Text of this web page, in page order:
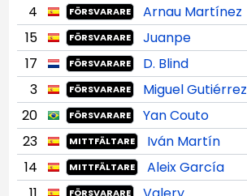
4
FÖRSVARARE Arnau Martínez
15 FÖRSVARARE Juanpe
17 FÖRSVARARE
D. Blind
3
FÖRSVARARE
Miguel Gutiérrez
20
FÖRSVARARE Yan Couto
23 MITTFÄLTARE
Iván Martín
14
MITTFÄLTARE Aleix García
FÖRSVARARE